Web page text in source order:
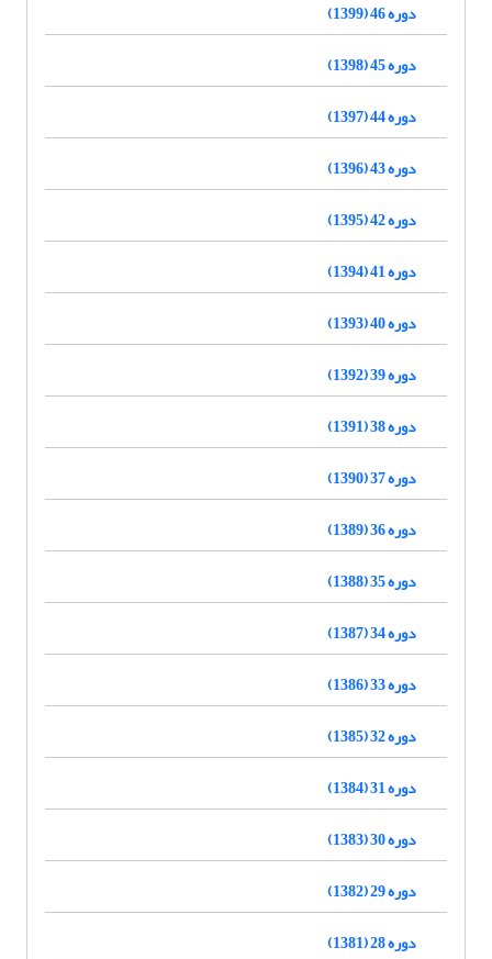
دوره 46 (1399)
دوره 45 (1398)
دوره 44 (1397)
دوره 43 (1396)
دوره 42 (1395)
دوره 41 (1394)
دوره 40 (1393)
دوره 39 (1392)
دوره 38 (1391)
دوره 37 (1390)
دوره 36 (1389)
دوره 35 (1388)
دوره 34 (1387)
دوره 33 (1386)
دوره 32 (1385)
دوره 31 (1384)
دوره 30 (1383)
دوره 29 (1382)
دوره 28 (1381)